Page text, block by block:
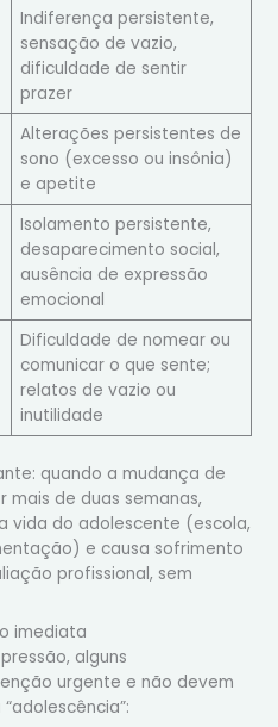
Indiferença persistente,
sensação de vazio,
dificuldade de sentir
prazer
Alterações persistentes de
sono (excesso ou insônia)
e apetite
Isolamento persistente,
desaparecimento social,
ausência de expressão
emocional
Dificuldade de nomear ou
comunicar o que sente;
relatos de vazio ou
inutilidade
quando a mudança de
de duas semanas,
vida do adolescente (escola,
e causa sofrimento
profissional, sem
imediata
alguns
urgente e não devem